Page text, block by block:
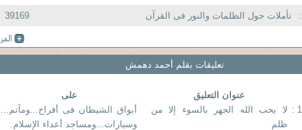
تأملات حول الظلمات والنور فى القرآن 39169
تعليقات بقلم أحمد دهمش
عنوان التعليق
لا يحب الله الجهر بالسوء إلا من
ظلم
على
أبواق الشيطان فى أفراح...ومآتم...
وسيارات...ومساجد أعداء الإسلام.